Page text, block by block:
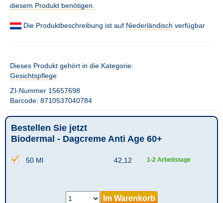
diesem Produkt benötigen.
Die Produktbeschreibung ist auf Niederländisch verfügbar
Dieses Produkt gehört in die Kategorie:
Gesichtspflege
ZI-Nummer 15657698
Barcode: 8710537040784
Bestellen Sie jetzt
Biodermal - Dagcreme Anti Age 60+
50 Ml 42,12 1-2 Arbeitstage
Im Warenkorb